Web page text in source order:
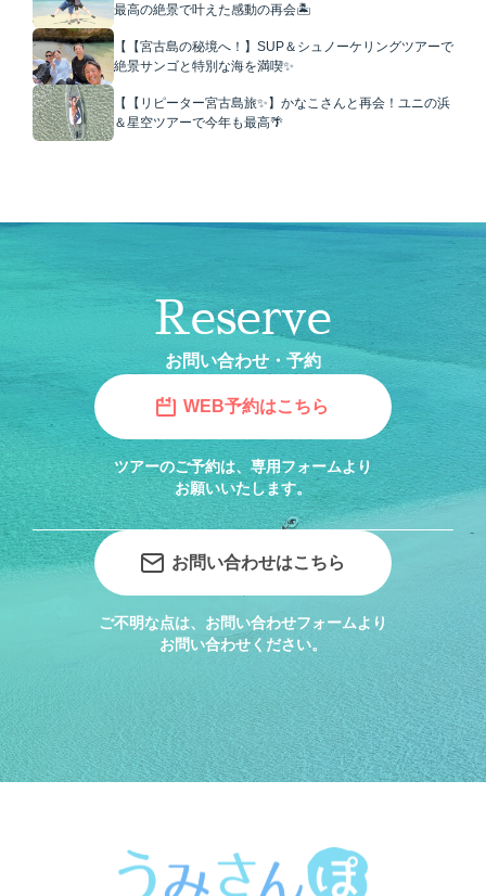
最高の絶景で叶えた感動の再会🏝️
【【宮古島の秘境へ！】SUP＆シュノーケリングツアーで
絶景サンゴと特別な海を満喫✨
【【リピーター宮古島旅✨】かなこさんと再会！ユニの浜
＆星空ツアーで今年も最高🌴
Reserve
お問い合わせ・予約
WEB予約はこちら
ツアーのご予約は、専用フォームより
お願いいたします。
お問い合わせはこちら
ご不明な点は、お問い合わせフォームより
お問い合わせください。